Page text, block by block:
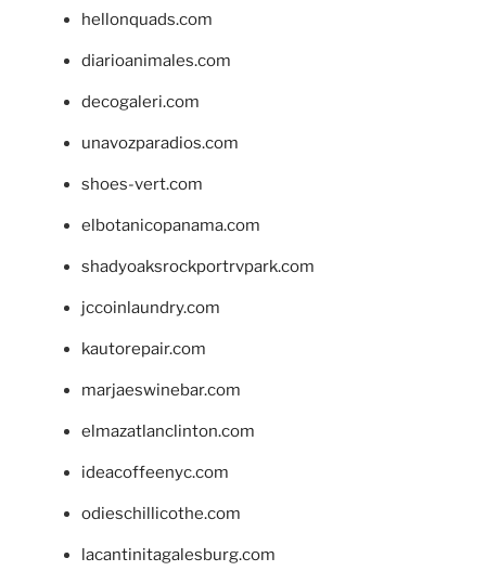
hellonquads.com
diarioanimales.com
decogaleri.com
unavozparadios.com
shoes-vert.com
elbotanicopanama.com
shadyoaksrockportrvpark.com
jccoinlaundry.com
kautorepair.com
marjaeswinebar.com
elmazatlanclinton.com
ideacoffeenyc.com
odieschillicothe.com
lacantinitagalesburg.com